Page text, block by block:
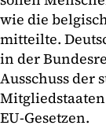
wie die
mitteilte.
in der
Ausschuss der
EU-Gesetzen.